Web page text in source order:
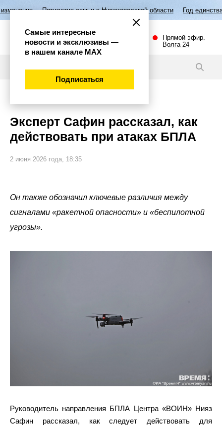
семьи в Нижегородской области Год единства народов России
Прямой эфир.
Волга 24
Эксперт Сафин рассказал, как
действовать при атаках БПЛА
2 июня 2026 года, 18:35
Он также обозначил ключевые различия между
сигналами «ракетной опасности» и «беспилотной
угрозы».
Руководитель направления БПЛА Центра «ВОИН» Нияз
Сафин рассказал, как следует действовать для
Самые интересные
новости и эксклюзивы —
в нашем канале МАХ
Подписаться